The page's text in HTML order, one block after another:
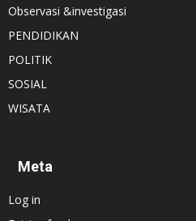
Observasi &investigasi
PENDIDIKAN
POLITIK
SOSIAL
WISATA
Meta
Log in